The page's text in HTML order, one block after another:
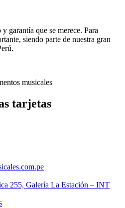
garantía que se merece. Para
siendo parte de nuestra gran
musicales
tarjetas
255, Galería La Estación – INT